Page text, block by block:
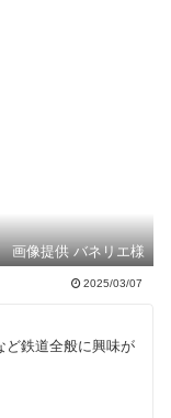
画像提供 バネリエ様
2025/03/07
ど鉄道全般に興味が